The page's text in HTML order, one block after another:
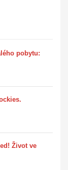
pobytu:
Život ve